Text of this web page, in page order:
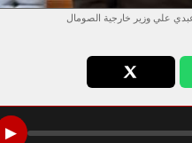
علي وزير خارجية الصومال
▶